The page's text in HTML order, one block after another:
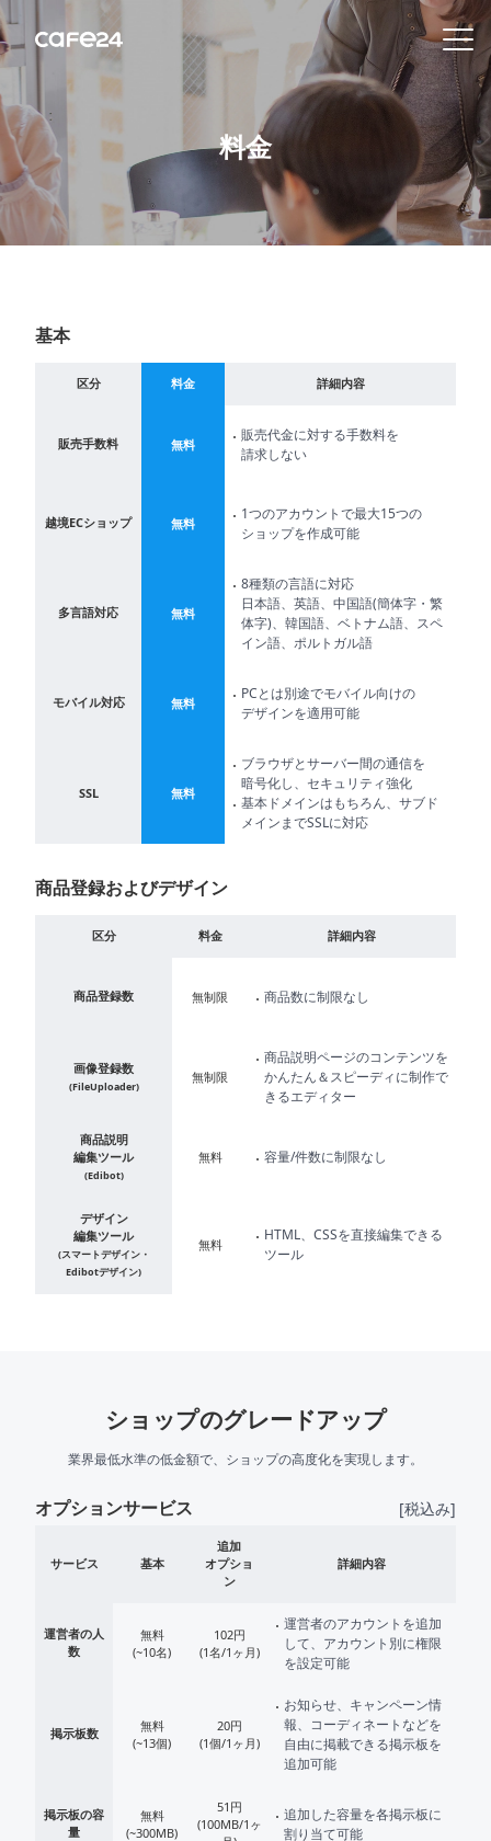
特
料金
基本
区分 料金 詳細内容
販売手数料 無料
販売代金に対する手数料を
請求しない
越境ECショップ 無料
1つのアカウントで最大15つの
ショップを作成可能
多言語対応 無料
8種類の言語に対応
日本語、英語、中国語(簡体字・繁
体字)、韓国語、ベトナム語、スペ
イン語、ポルトガル語
モバイル対応 無料
PCとは別途でモバイル向けの
デザインを適用可能
SSL 無料
ブラウザとサーバー間の通信を
暗号化し、セキュリティ強化
基本ドメインはもちろん、サブド
メインまでSSLに対応
商品登録およびデザイン
区分 料金 詳細内容
商品登録数 無制限 商品数に制限なし
画像登録数
(FileUploader)
無制限
商品説明ページのコンテンツを
かんたん＆スピーディに制作で
きるエディター
商品説明
編集ツール
(Edibot)
無料 容量/件数に制限なし
デザイン
編集ツール
(スマートデザイン・
Edibotデザイン)
無料
HTML、CSSを直接編集できる
ツール
ショップのグレードアップ
業界最低水準の低金額で、ショップの高度化を実現します。
オプションサービス [税込み]
サービス 基本
追加
オプショ
ン
詳細内容
運営者の人
数
無料
(~10名)
102円
(1名/1ヶ月)
運営者のアカウントを追加
して、アカウント別に権限
を設定可能
掲示板数
無料
(~13個)
20円
(1個/1ヶ月)
お知らせ、キャンペーン情
報、コーディネートなどを
自由に掲載できる掲示板を
追加可能
掲示板の容
量
無料
(~300MB)
51円
(100MB/1ヶ
追加した容量を各掲示板に
割り当て可能